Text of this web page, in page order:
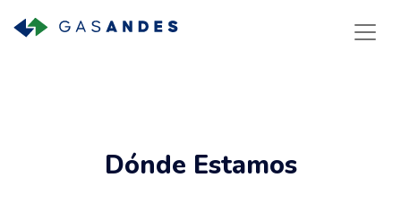
Dónde Estamos